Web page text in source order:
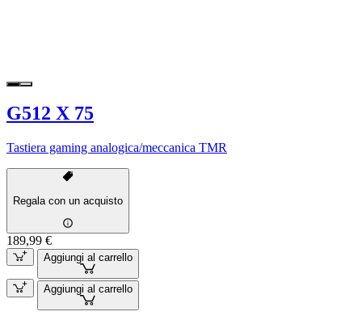
G512 X 75
Tastiera gaming analogica/meccanica TMR
Regala con un acquisto
189,99 €
Aggiungi al carrello
Aggiungi al carrello